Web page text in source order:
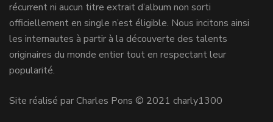
récurrent ni aucun titre extrait d’album non sorti
officiellement en single n’est éligible. Nous incitons ainsi
les internautes à partir à la découverte des talents
originaires du monde entier tout en respectant leur
popularité.
Site réalisé par Charles Pons © 2021 charly1300